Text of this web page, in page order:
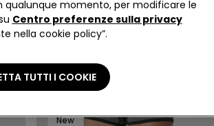
New
qualunque momento, per modificare le
Centro preferenze sulla privacy
nella cookie policy”.
TUTTI I COOKIE